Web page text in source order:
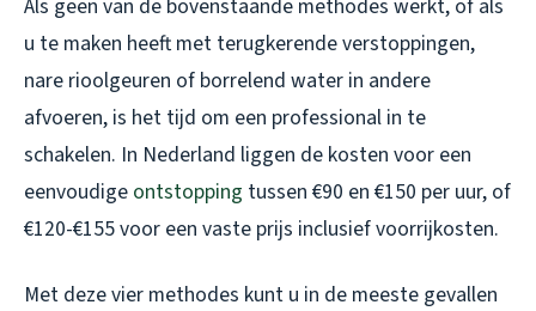
Als geen van de bovenstaande methodes werkt, of als
u te maken heeft met terugkerende verstoppingen,
nare rioolgeuren of borrelend water in andere
afvoeren, is het tijd om een professional in te
schakelen. In Nederland liggen de kosten voor een
eenvoudige ontstopping tussen €90 en €150 per uur, of
€120-€155 voor een vaste prijs inclusief voorrijkosten.
Met deze vier methodes kunt u in de meeste gevallen